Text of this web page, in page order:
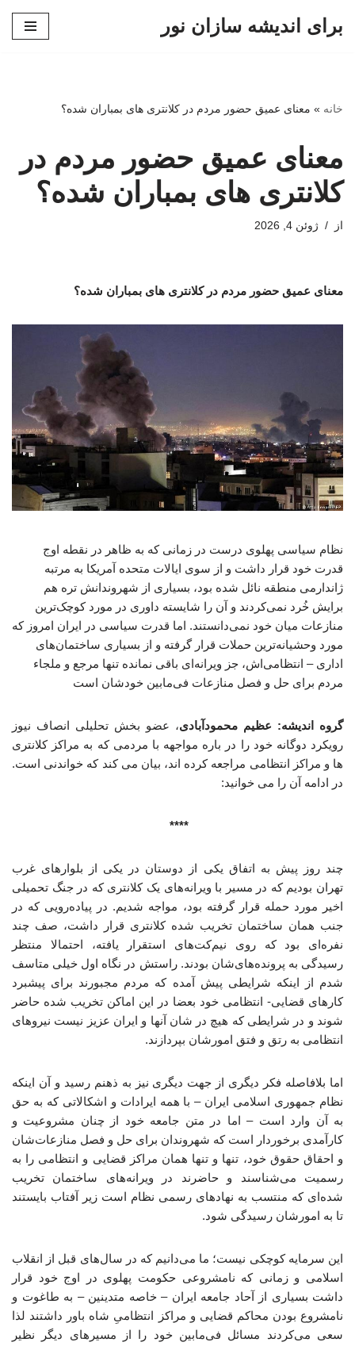
برای اندیشه سازان نور
خانه » معنای عمیق حضور مردم در کلانتری های بمباران شده؟
معنای عمیق حضور مردم در
کلانتری های بمباران شده؟
از ژوئن 4, 2026
معنای عمیق حضور مردم در کلانتری های بمباران شده؟
نظام سیاسی پهلوی درست در زمانی که به ظاهر در نقطه اوج
قدرت خود قرار داشت و از سوی ایالات متحده آمریکا به مرتبه
ژاندارمی منطقه نائل شده بود، بسیاری از شهروندانش تره هم
برایش خُرد نمی‌کردند و آن را شایسته داوری در مورد کوچک‌ترین
منازعات میان خود نمی‌دانستند. اما قدرت سیاسی در ایران امروز که
مورد وحشیانه‌ترین حملات قرار گرفته و از بسیاری ساختمان‌های
اداری – انتظامی‌اش، جز ویرانه‌ای باقی نمانده تنها مرجع و ملجاء
مردم برای حل و فصل منازعات فی‌مابین خودشان است
گروه اندیشه: عظیم محمودآبادی، عضو بخش تحلیلی انصاف نیوز
رویکرد دوگانه خود را در باره مواجهه با مردمی که به مراکز کلانتری
ها و مراکز انتظامی مراجعه کرده اند، بیان می کند که خواندنی است.
در ادامه آن را می خوانید:
****
چند روز پیش به اتفاق یکی از دوستان در یکی از بلوارهای غرب
تهران بودیم که در مسیر با ویرانه‌های یک کلانتری که در جنگ تحمیلی
اخیر مورد حمله قرار گرفته بود، مواجه شدیم. در پیاده‌رویی که در
جنب همان ساختمان تخریب شده کلانتری قرار داشت، صف چند
نفره‌ای بود که روی نیم‌کت‌های استقرار یافته، احتمالا منتظر
رسیدگی به پرونده‌های‌شان بودند. راستش در نگاه اول خیلی متاسف
شدم از اینکه شرایطی پیش آمده که مردم مجبورند برای پیشبرد
کارهای قضایی- انتظامی خود بعضا در این اماکن تخریب شده حاضر
شوند و در شرایطی که هیچ در شان آنها و ایران عزیز نیست نیروهای
انتظامی به رتق و فتق امورشان بپردازند.
اما بلافاصله فکر دیگری از جهت دیگری نیز به ذهنم رسید و آن اینکه
نظام جمهوری اسلامی ایران – با همه ایرادات و اشکالاتی که به حق
به آن وارد است – اما در متن جامعه خود از چنان مشروعیت و
کارآمدی‌ برخوردار است که شهروندان برای حل و فصل منازعات‌شان
و احقاق حقوق خود، تنها و تنها همان مراکز قضایی و انتظامی را به
رسمیت می‌شناسند و حاضرند در ویرانه‌های ساختمان تخریب
شده‌ای که منتسب به نهادهای رسمی نظام است زیر آفتاب بایستند
تا به امورشان رسیدگی شود.
این سرمایه کوچکی نیست؛ ما می‌دانیم که در سال‌های قبل از انقلاب
اسلامی و زمانی که نامشروعی حکومت پهلوی در اوج خود قرار
داشت بسیاری از آحاد جامعه ایران – خاصه متدینین – به طاغوت و
نامشروع بودن محاکم قضایی و مراکز انتظامیِ شاه باور داشتند لذا
سعی می‌کردند مسائل فی‌مابین خود را از مسیرهای دیگر نظیر